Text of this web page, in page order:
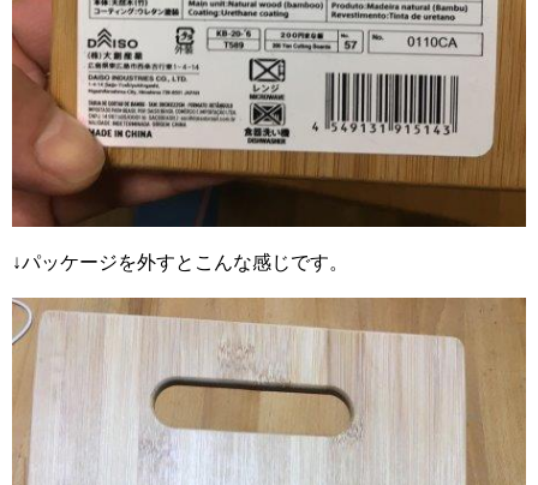
↓パッケージを外すとこんな感じです。